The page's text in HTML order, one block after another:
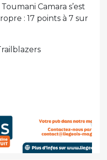
Camara s’est
: 17 points à 7 sur